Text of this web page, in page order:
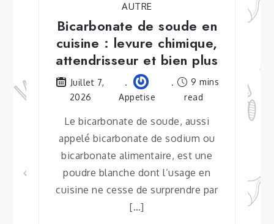
AUTRE
Bicarbonate de soude en
cuisine : levure chimique,
attendrisseur et bien plus
Juillet 7,
2026
Appetise
9 mins
read
Le bicarbonate de soude, aussi
appelé bicarbonate de sodium ou
bicarbonate alimentaire, est une
poudre blanche dont l’usage en
cuisine ne cesse de surprendre par
[…]